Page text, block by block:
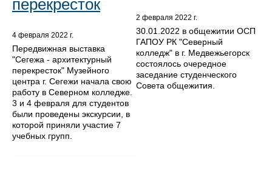
перекресток
4 февраля 2022 г.
Передвижная выставка
"Сегежа - архитектурный
перекресток" Музейного
центра г. Сегежи начала свою
работу в Северном колледже.
3 и 4 февраля для студентов
были проведены экскурсии, в
которой приняли участие 7
учебных групп.
2 февраля 2022 г.
30.01.2022 в общежитии ОСП
ГАПОУ РК "Северный
колледж" в г. Медвежьегорск
состоялось очередное
заседание студенческого
Совета общежития.